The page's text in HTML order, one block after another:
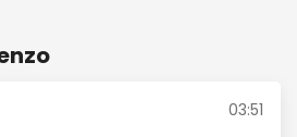
03:51